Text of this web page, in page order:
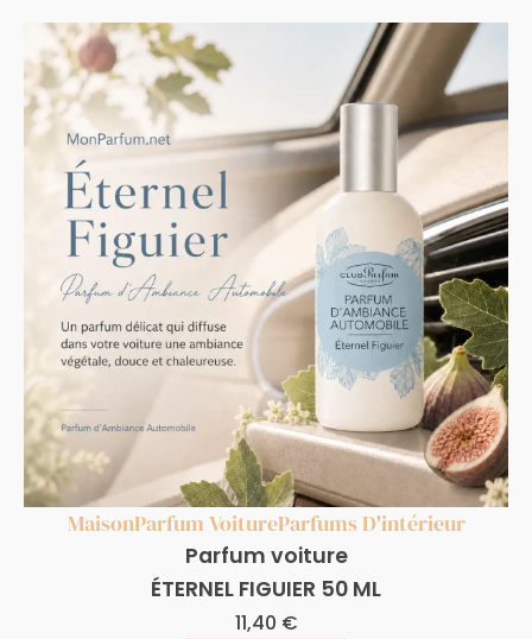
MaisonParfum VoitureParfums D'intérieur
Parfum voiture
ÉTERNEL FIGUIER 50 ML
11,40 €